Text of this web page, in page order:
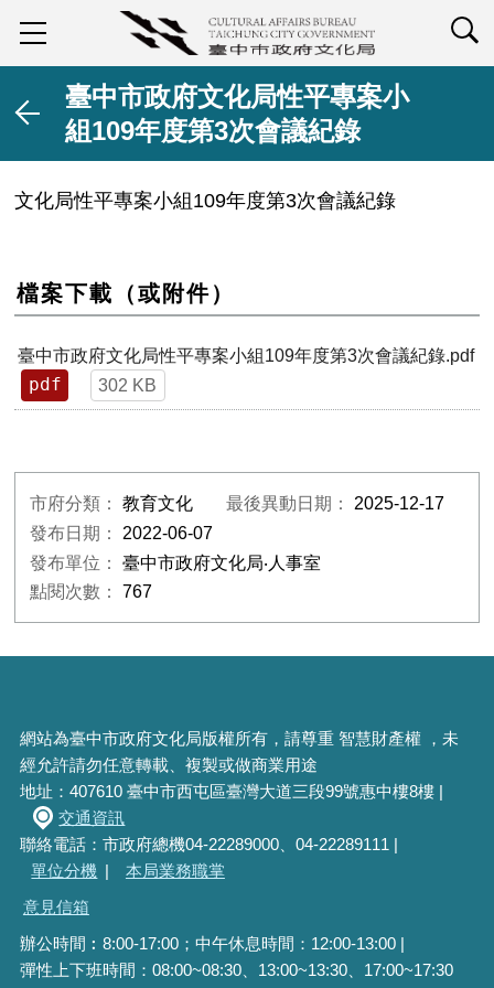
臺中市政府文化局性平專案小
組109年度第3次會議紀錄
文化局性平專案小組109年度第3次會議紀錄
檔案下載（或附件）
臺中市政府文化局性平專案小組109年度第3次會議紀錄.pdf
pdf 302 KB
市府分類：教育文化 最後異動日期： 2025-12-17
發布日期： 2022-06-07
發布單位：臺中市政府文化局‧人事室
點閱次數：767
網站為臺中市政府文化局版權所有，請尊重 智慧財產權 ，未
經允許請勿任意轉載、複製或做商業用途
地址：407610 臺中市西屯區臺灣大道三段99號惠中樓8樓 |
交通資訊
聯絡電話：市政府總機04-22289000、04-22289111 |
單位分機 |
本局業務職掌
意見信箱
辦公時間︰8:00-17:00；中午休息時間：12:00-13:00 |
彈性上下班時間：08:00~08:30、13:00~13:30、17:00~17:30